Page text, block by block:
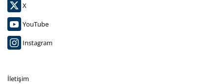
X
YouTube
Instagram
İletişim